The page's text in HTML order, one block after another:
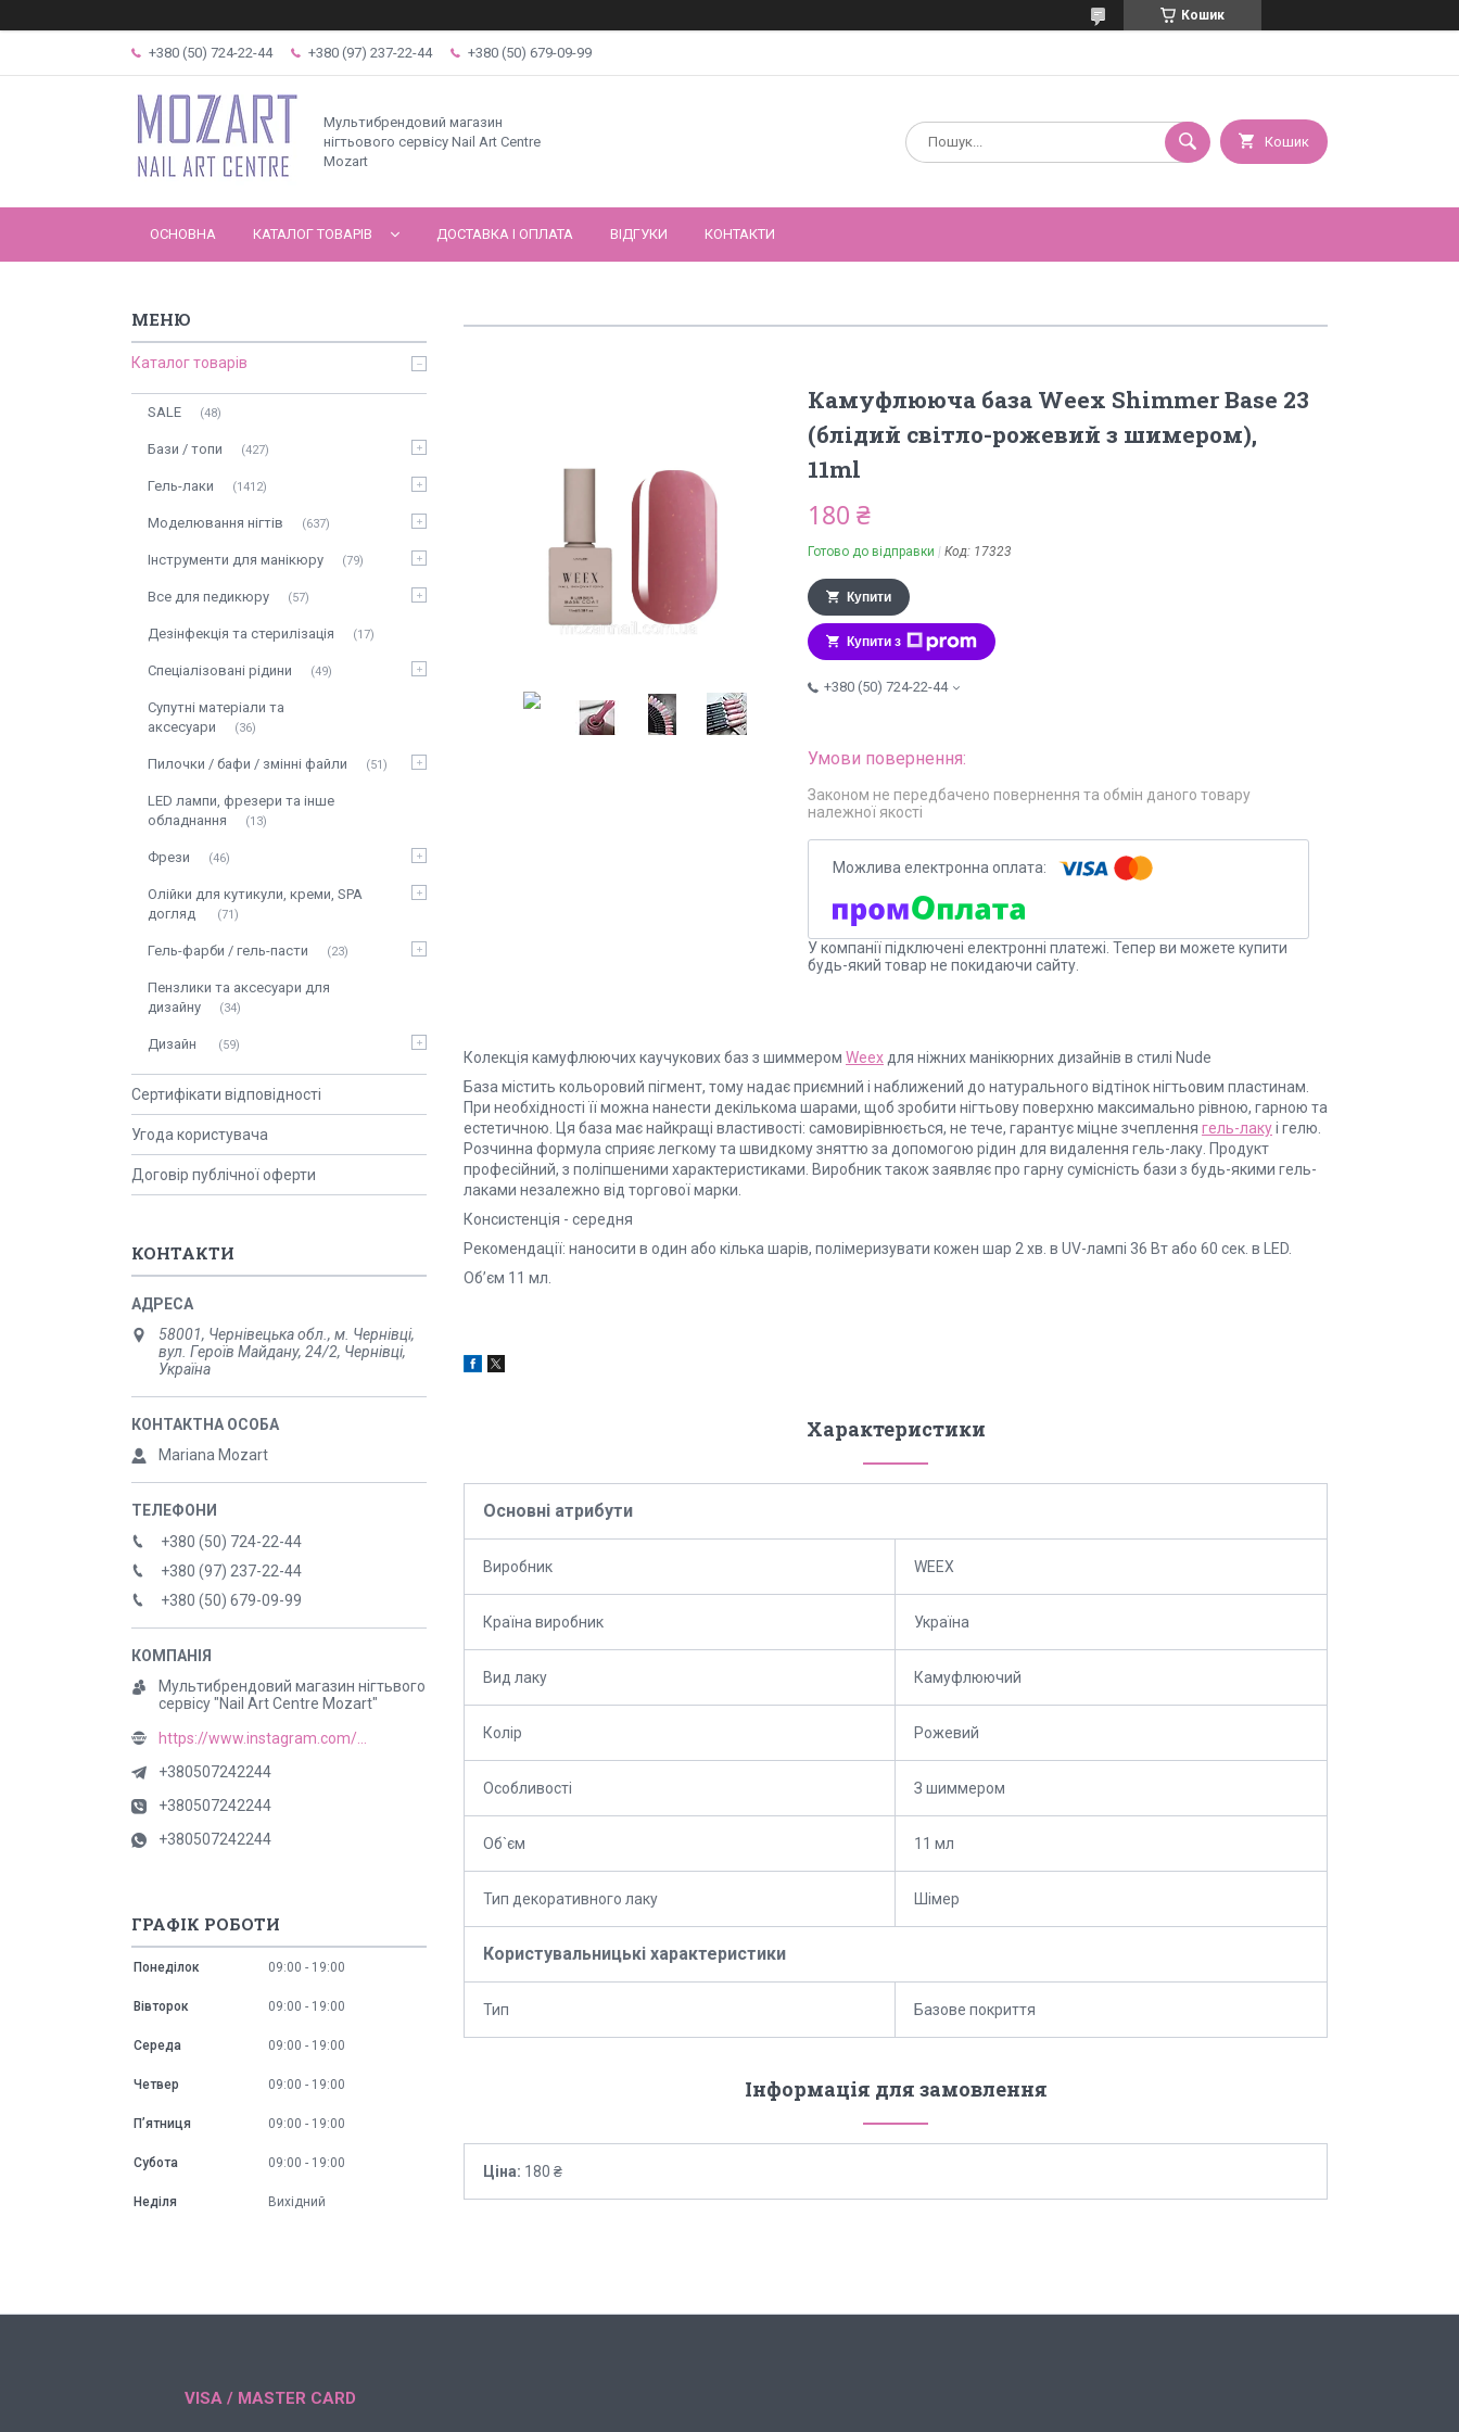
Кошик
+380 (50) 724-22-44 +380 (97) 237-22-44 +380 (50) 679-09-99
Мультибрендовий магазин
нігтьового сервісу Nail Art Centre
Mozart
Кошик
ОСНОВНА КАТАЛОГ ТОВАРІВ ДОСТАВКА І ОПЛАТА ВІДГУКИ КОНТАКТИ
Камуфлююча база Weex Shimmer Base 23
(блідий світло-рожевий з шимером),
11ml
180 ₴
Готово до відправки Код: 17323
Купити
Купити з
+380 (50) 724-22-44
Законом не передбачено повернення та обмін даного товару
належної якості
У компанії підключені електронні платежі. Тепер ви можете купити
будь-який товар не покидаючи сайту.
Колекція камуфлюючих каучукових баз з шиммером Weexдля ніжних манікюрних дизайнів в стилі Nude
База містить кольоровий пігмент, тому надає приємний і наближений до натурального відтінок нігтьовим пластинам.
При необхідності її можна нанести декількома шарами, щоб зробити нігтьову поверхню максимально рівною, гарною та
естетичною. Ця база має найкращі властивості: самовирівнюється, не тече, гарантує міцне зчеплення гель-лакуі гелю.
Розчинна формула сприяє легкому та швидкому зняттю за допомогою рідин для видалення гель-лаку. Продукт
професійний, з поліпшеними характеристиками. Виробник також заявляє про гарну сумісність бази з будь-якими гель-
лаками незалежно від торгової марки.
Консистенція - середня
Рекомендації: наносити в один або кілька шарів, полімеризувати кожен шар 2 хв. в UV-лампі 36 Вт або 60 сек. в LED.
Об’єм 11 мл.
Характеристики
Основні атрибути
Виробник WEEX
Країна виробник Україна
Вид лаку Камуфлюючий
Колір Рожевий
Особливості З шиммером
Об`єм 11 мл
Тип декоративного лаку Шімер
Користувальницькі характеристики
Тип Базове покриття
Інформація для замовлення
Ціна: 180 ₴
Каталог товарів
SALE 48
Бази / топи 427
Гель-лаки 1412
Моделювання нігтів 637
Інструменти для манікюру 79
Все для педикюру 57
Дезінфекція та стерилізація 17
Спеціалізовані рідини 49
Супутні матеріали та
аксесуари
36
Пилочки / бафи / змінні файли 51
LED лампи, фрезери та інше
обладнання
13
Фрези 46
Олійки для кутикули, креми, SPA
догляд
71
Гель-фарби / гель-пасти 23
Пензлики та аксесуари для
дизайну
34
Дизайн 59
Сертифікати відповідності
Угода користувача
Договір публічної оферти
КОНТАКТИ
58001, Чернівецька обл., м. Чернівці,
вул. Героїв Майдану, 24/2, Чернівці,
Україна
Mariana Mozart
+380 (50) 724-22-44
+380 (97) 237-22-44
+380 (50) 679-09-99
Мультибрендовий магазин нігтьвого
сервісу "Nail Art Centre Mozart"
https://www.instagram.com/mozart_nail
+380507242244
+380507242244
+380507242244
ГРАФІК РОБОТИ
Понеділок 09:00 19:00
Вівторок 09:00 19:00
Середа 09:00 19:00
Четвер 09:00 19:00
Пʼятниця 09:00 19:00
Субота 09:00 19:00
Неділя Вихідний
VISA / MASTER CARD